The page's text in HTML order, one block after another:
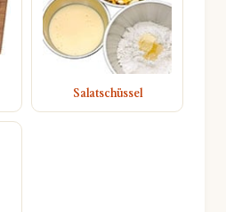
Salatschüssel